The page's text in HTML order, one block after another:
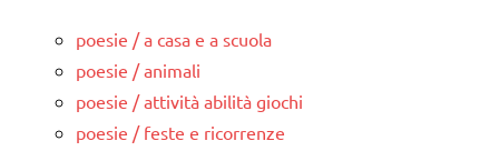
poesie / a casa e a scuola
poesie / animali
poesie / attività abilità giochi
poesie / feste e ricorrenze